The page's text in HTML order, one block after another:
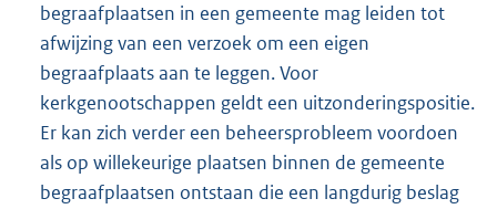
begraafplaatsen in een gemeente mag leiden tot
afwijzing van een verzoek om een eigen
begraafplaats aan te leggen. Voor
kerkgenootschappen geldt een uitzonderingspositie.
Er kan zich verder een beheersprobleem voordoen
als op willekeurige plaatsen binnen de gemeente
begraafplaatsen ontstaan die een langdurig beslag